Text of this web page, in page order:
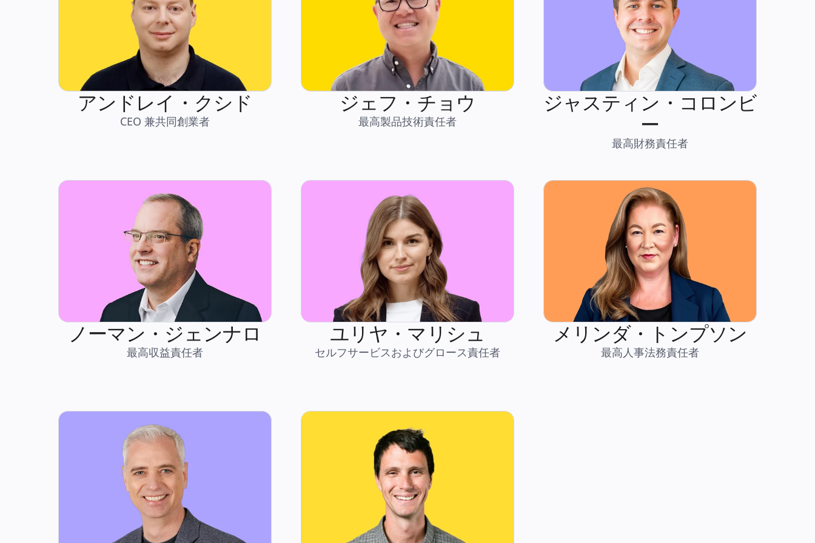
アンドレイ・クシド
CEO 兼共同創業者
ジェフ・チョウ
最高製品技術責任者
ジャスティン・コロンビ
ー
最高財務責任者
ノーマン・ジェンナロ
最高収益責任者
ユリヤ・マリシュ
セルフサービスおよびグロース責任者
メリンダ・トンプソン
最高人事法務責任者